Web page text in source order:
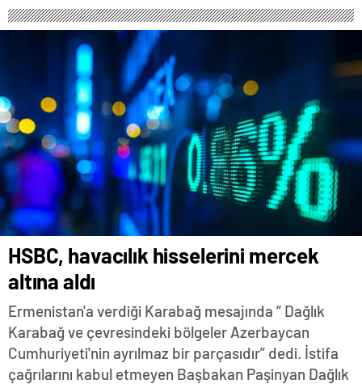
HSBC, havacılık hisselerini mercek
altına aldı
Ermenistan'a verdiği Karabağ mesajında “ Dağlık
Karabağ ve çevresindeki bölgeler Azerbaycan
Cumhuriyeti'nin ayrılmaz bir parçasıdır” dedi. İstifa
çağrılarını kabul etmeyen Başbakan Paşinyan Dağlık